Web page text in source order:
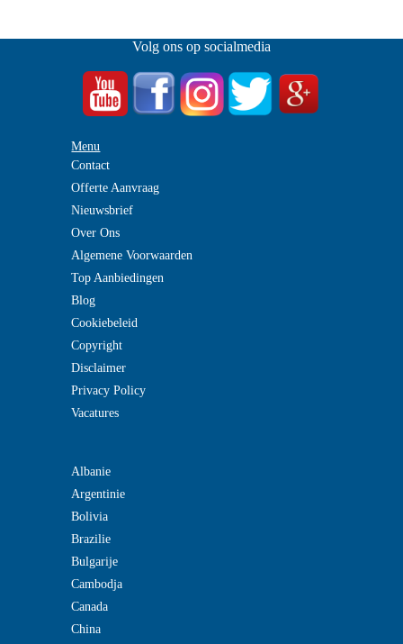
Volg ons op socialmedia
Menu
Contact
Offerte Aanvraag
Nieuwsbrief
Over Ons
Algemene Voorwaarden
Top Aanbiedingen
Blog
Cookiebeleid
Copyright
Disclaimer
Privacy Policy
Vacatures
Albanie
Argentinie
Bolivia
Brazilie
Bulgarije
Cambodja
Canada
China